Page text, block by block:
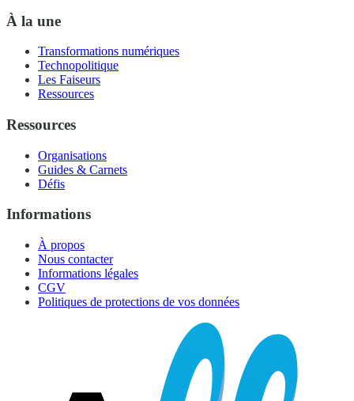
À la une
Transformations numériques
Technopolitique
Les Faiseurs
Ressources
Ressources
Organisations
Guides & Carnets
Défis
Informations
À propos
Nous contacter
Informations légales
CGV
Politiques de protections de vos données